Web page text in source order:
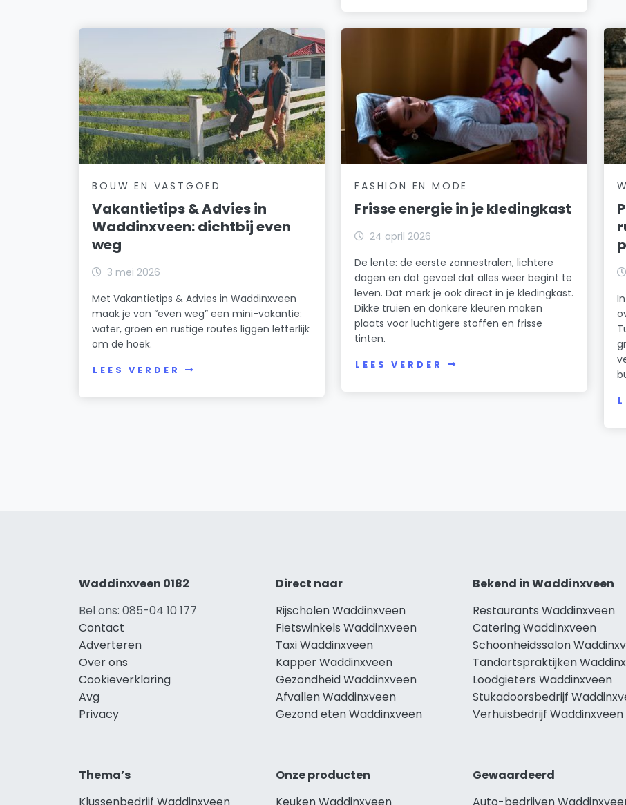
BOUW EN VASTGOED
Vakantietips & Advies in
Waddinxveen: dichtbij even
weg
3 mei 2026
Met Vakantietips & Advies in Waddinxveen
maak je van “even weg” een mini-vakantie:
water, groen en rustige routes liggen letterlijk
om de hoek.
LEES VERDER
FASHION EN MODE
Frisse energie in je kledingkast
24 april 2026
De lente: de eerste zonnestralen, lichtere
dagen en dat gevoel dat alles weer begint te
leven. Dat merk je ook direct in je kledingkast.
Dikke truien en donkere kleuren maken
plaats voor luchtigere stoffen en frisse
tinten.
LEES VERDER
Waddinxveen 0182
Bel ons: 085-04 10 177
Contact
Adverteren
Over ons
Cookieverklaring
Avg
Privacy
Direct naar
Rijscholen Waddinxveen
Fietswinkels Waddinxveen
Taxi Waddinxveen
Kapper Waddinxveen
Gezondheid Waddinxveen
Afvallen Waddinxveen
Gezond eten Waddinxveen
Bekend in Waddinxveen
Restaurants Waddinxveen
Catering Waddinxveen
Schoonheidssalon
Tandartspraktijken
Loodgieters Waddinxveen
Stukadoorsbedrijf
Verhuisbedrijf Waddinxveen
Thema’s
Onze producten
Gewaardeerd